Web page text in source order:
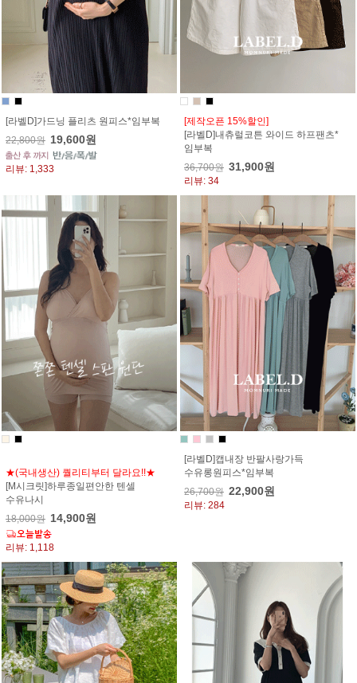
[라벨D]가드닝 플리츠 원피스*임부복
22,800원 19,600원
리뷰: 1,333
[제작오픈 15%할인]
[라벨D]내츄럴코튼 와이드 하프팬츠*
임부복
36,700원 31,900원
리뷰: 34
★(국내생산) 퀄리티부터 달라요!!★
[M시크릿]하루종일편안한 텐셀
수유나시
18,000원 14,900원
리뷰: 1,118
[라벨D]캡내장 반팔사랑가득
수유롱원피스*임부복
26,700원 22,900원
리뷰: 284